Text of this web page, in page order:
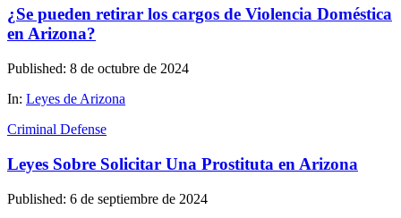
¿Se pueden retirar los cargos de Violencia Doméstica
en Arizona?
Published: 8 de octubre de 2024
In: Leyes de Arizona
Criminal Defense
Leyes Sobre Solicitar Una Prostituta en Arizona
Published: 6 de septiembre de 2024